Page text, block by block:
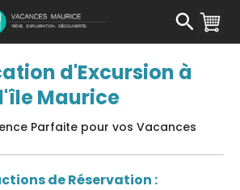
d'Excursion à
l'île Maurice
Parfaite pour vos Vacances
de Réservation :